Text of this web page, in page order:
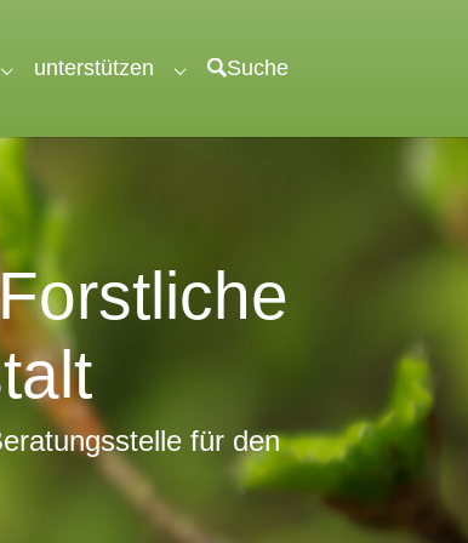
Submenu for "veröffentlichen"
unterstützen
Submenu for "unterstützen"
Suche
für den